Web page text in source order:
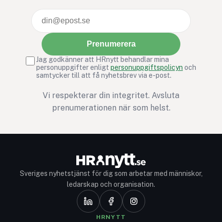
Prenumerera
Jag godkänner att HRnytt behandlar mina
personuppgifter enligt personuppgiftspolicyn och
samtycker till att få nyhetsbrev via e-post.
Vi respekterar din integritet. Avsluta
prenumerationen när som helst.
Sveriges nyhetstjänst för dig som arbetar med människor,
ledarskap och organisation.
HRNYTT